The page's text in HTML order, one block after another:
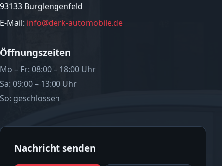
93133 Burglengenfeld
E-Mail: info@derk-automobile.de
Öffnungszeiten
Mo – Fr: 08:00 – 18:00 Uhr
Sa: 09:00 – 13:00 Uhr
So: geschlossen
Nachricht senden